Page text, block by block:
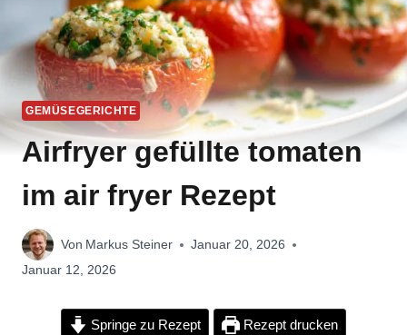
GEMÜSEGERICHTE
Airfryer gefüllte tomaten
im air fryer Rezept
Von Markus Steiner
Januar 20, 2026
Januar 12, 2026
Springe zu Rezept Rezept drucken